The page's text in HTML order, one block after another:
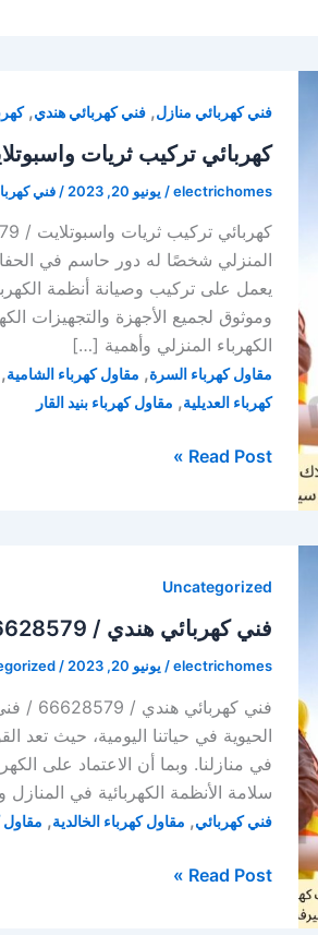
فني كهربائي منازل, فني كهربائي هندي,
كهربائي تركيب ثريات واسبوتلايت / 66628579 /
electrichomes
/ يونيو 20, 2023 / فني
المنزلي شخصًا له دور حاسم في
يعمل على تركيب وصيانة أنظمة
وموثوق لجميع الأجهزة والتجهيزات
الكهرباء المنزلي وأهمية […]
مقاول كهرباء السرة, مقاول كهرباء الشامية,
كهرباء العديلية, مقاول كهرباء بنيد القار
كهربائي
66628579
/
Read Post »
Uncategorized
فني كهربائي هندي / 66628579 / فني كهربائي منازل الكويت
electrichomes
/ يونيو 20, 2023 /
فني
الحيوية في حياتنا اليومية، حيث تعد
في منازلنا. وبما أن الاعتماد على
سلامة الأنظمة الكهربائية في المنازل
فني كهربائي, مقاول كهرباء الخالدية, مقاول
فني
Read Post »